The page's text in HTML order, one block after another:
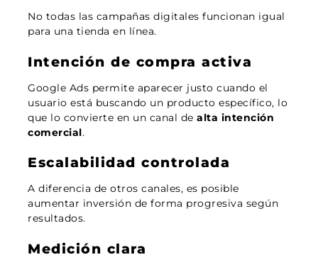
No todas las campañas digitales funcionan igual
para una tienda en línea.
Intención de compra activa
Google Ads permite aparecer justo cuando el
usuario está buscando un producto específico, lo
que lo convierte en un canal dealta intención
comercial.
Escalabilidad controlada
A diferencia de otros canales, es posible
aumentar inversión de forma progresiva según
resultados.
Medición clara